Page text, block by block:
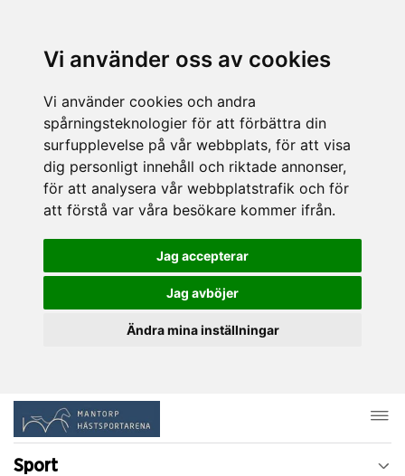
Vi använder oss av cookies
Vi använder cookies och andra
spårningsteknologier för att förbättra din
surfupplevelse på vår webbplats, för att visa
dig personligt innehåll och riktade annonser,
för att analysera vår webbplatstrafik och för
att förstå var våra besökare kommer ifrån.
Jag accepterar
Jag avböjer
Ändra mina inställningar
Sport